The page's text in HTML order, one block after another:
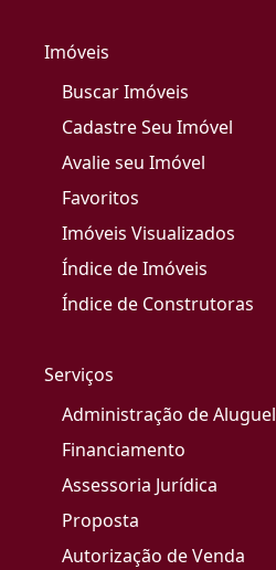
Imóveis
Buscar Imóveis
Cadastre Seu Imóvel
Avalie seu Imóvel
Favoritos
Imóveis Visualizados
Índice de Imóveis
Índice de Construtoras
Serviços
Administração de Aluguel
Financiamento
Assessoria Jurídica
Proposta
Autorização de Venda